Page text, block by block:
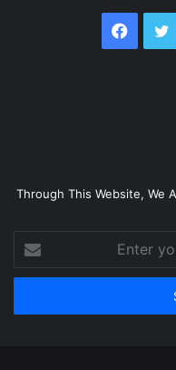
Through This Website, We
your
Email